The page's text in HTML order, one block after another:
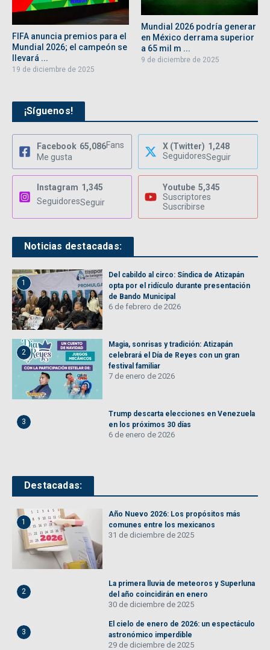
FIFA anuncia premios para el
Mundial 2026; el campeón se
llevará ...
19 de diciembre de 2025
Mundial 2026 podría generar
en México derrama superior
a 65 mil m ...
9 de diciembre de 2025
¡Síguenos!
Facebook 65,086Fans
Me gusta
X (Twitter) 1,248
SeguidoresSeguir
Instagram 1,345
SeguidoresSeguir
Youtube 5,345
Suscriptores
Suscribirse
Noticias destacadas:
1
Del cabildo al circo: Síndica de Atizapán
opta por el ridículo durante presentación
de Bando Municipal
6 de febrero de 2026
2
Magia, sonrisas y tradición: Atizapán
celebrará el Día de Reyes con un gran
festival familiar
7 de enero de 2026
3
Trump descarta elecciones en Venezuela
en los próximos 30 días
6 de enero de 2026
Destacadas:
1
Año Nuevo 2026: Los propósitos más
comunes entre los mexicanos
31 de diciembre de 2025
2
La primera lluvia de meteoros y Superluna
del año coincidirán en enero
30 de diciembre de 2025
3
El cielo de enero de 2026: un espectáculo
astronómico imperdible
29 de diciembre de 2025